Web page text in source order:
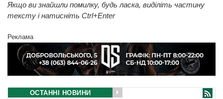
Якщо ви знайшли помилку, будь ласка, виділіть частину
тексту і натисніть Ctrl+Enter
Реклама
ОСТАННІ НОВИНИ